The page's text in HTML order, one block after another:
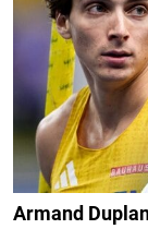
Armand